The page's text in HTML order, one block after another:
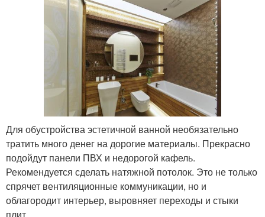
Для обустройства эстетичной ванной необязательно
тратить много денег на дорогие материалы. Прекрасно
подойдут панели ПВХ и недорогой кафель.
Рекомендуется сделать натяжной потолок. Это не только
спрячет вентиляционные коммуникации, но и
облагородит интерьер, выровняет переходы и стыки